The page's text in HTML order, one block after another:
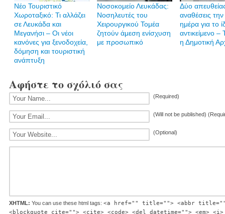
Νέο Τουριστικό
Χωροταξικό: Τι αλλάζει
σε Λευκάδα και
Μεγανήσι – Οι νέοι
κανόνες για ξενοδοχεία,
δόμηση και τουριστική
ανάπτυξη
Νοσοκομείο Λευκάδας:
Νοσηλευτές του
Χειρουργικού Τομέα
ζητούν άμεση ενίσχυση
με προσωπικό
Δύο
αναθέσεις την
ημέρα για το
αντικείμενο –
η Δημοτική
Αφήστε το σχόλιό σας
(Required)
(Will not be published)
(Optional)
XHTML: You can use these html tags: <a href="" title=""> <abbr
<blockquote cite=""> <cite> <code> <del datetime=""> <em>